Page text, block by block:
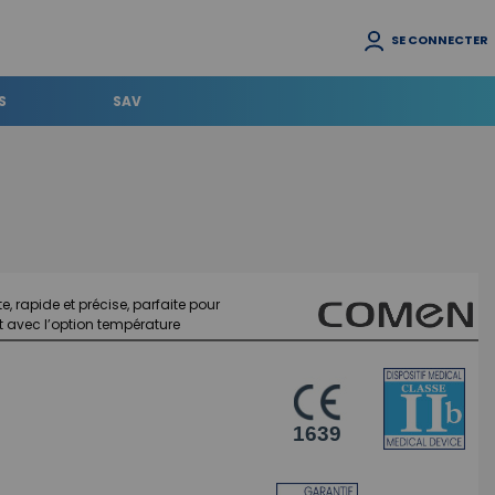
SE CONNECTER
SAV
rapide et précise, parfaite pour
l’option température
1639